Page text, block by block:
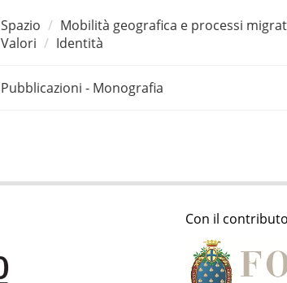
Spazio
Mobilità geografica e processi
Valori
Identità
Pubblicazioni - Monografia
Con il